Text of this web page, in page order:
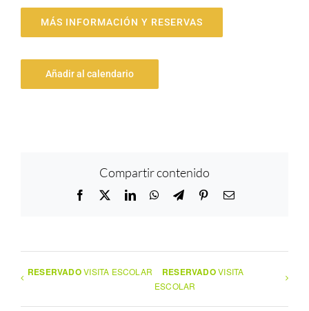
MÁS INFORMACIÓN Y RESERVAS
Añadir al calendario
Compartir contenido
Facebook LinkedInWhatsApp
TelegramPinterestCorreo
RESERVADOVISITA ESCOLAR RESERVADOVISITA
ESCOLAR